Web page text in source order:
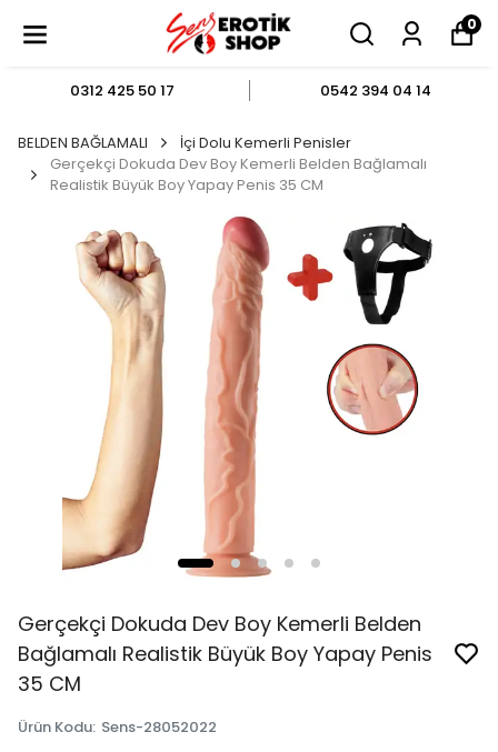
0
0312 425 50 17 0542 394 04 14
BELDEN BAĞLAMALI
İçi Dolu Kemerli Penisler
Gerçekçi Dokuda Dev Boy Kemerli Belden Bağlamalı
Realistik Büyük Boy Yapay Penis 35 CM
Gerçekçi Dokuda Dev Boy Kemerli Belden
Bağlamalı Realistik Büyük Boy Yapay Penis
35 CM
Ürün Kodu: Sens-28052022